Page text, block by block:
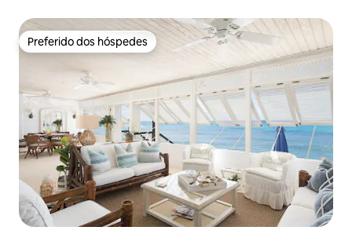
Preferido dos hóspedes
Preferido dos hóspedes